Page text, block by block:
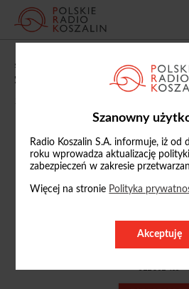
Szanowny
Radio Koszalin S.A. informuje, iż od
roku wprowadza aktualizację
zabezpieczeń w zakresie
Więcej na stronie Polityka
Akceptuję
„Studio Kołobrzeg”:
zwierząt z
j.banas
512 901 465